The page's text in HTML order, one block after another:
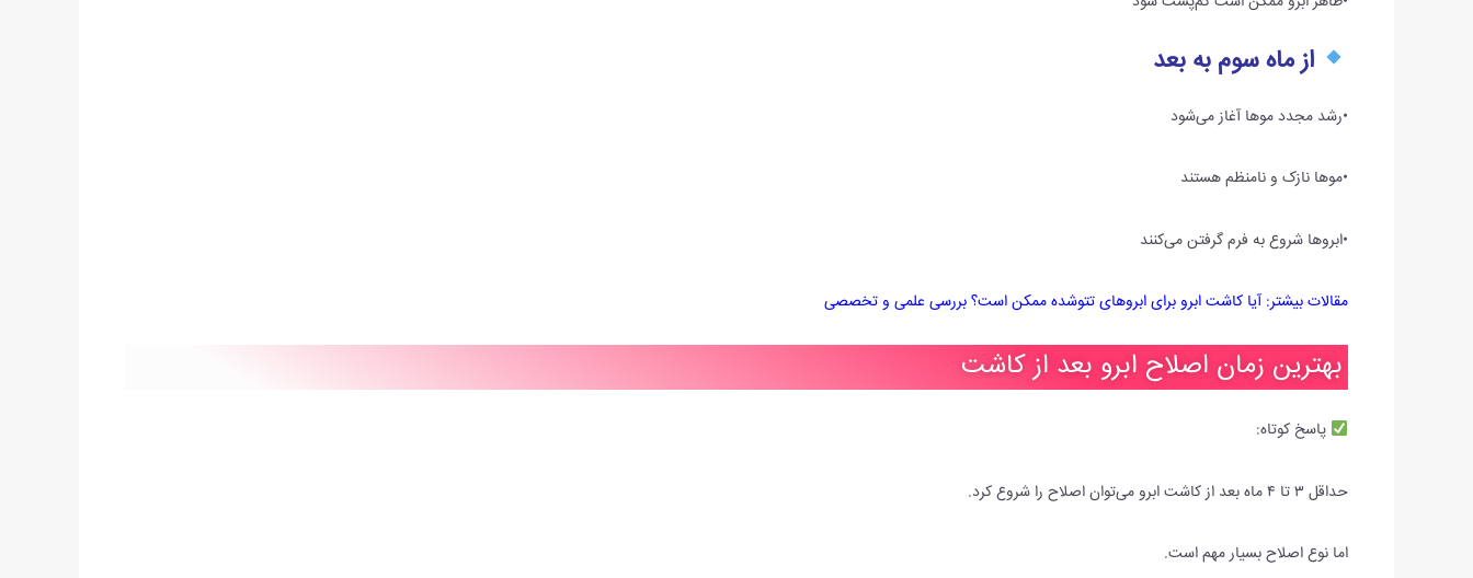
از ماه سوم به بعد
•رشد مجدد موها آغاز می‌شود
•موها نازک و نامنظم هستند
•ابروها شروع به فرم گرفتن می‌کنند
مقالات بیشتر:آیا کاشت ابرو برای ابروهای تتوشده ممکن است؟ بررسی علمی و تخصصی
بهترین زمان اصلاح ابرو بعد از کاشت
پاسخ کوتاه:
حداقل ۳ تا ۴ ماه بعد از کاشت ابرو می‌توان اصلاح را شروع کرد.
اما نوع اصلاح بسیار مهم است.